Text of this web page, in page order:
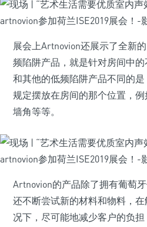
展会上Artnovion还展示了全新
频陷阱产品，就是针对房间中的
和其他的低频陷阱产品不同的
规定摆放在房间的那个位置，
墙角等等。
Artnovion的产品除了拥有葡萄
还不断尝试新的材料和物料，
况下，尽可能地减少客户的负